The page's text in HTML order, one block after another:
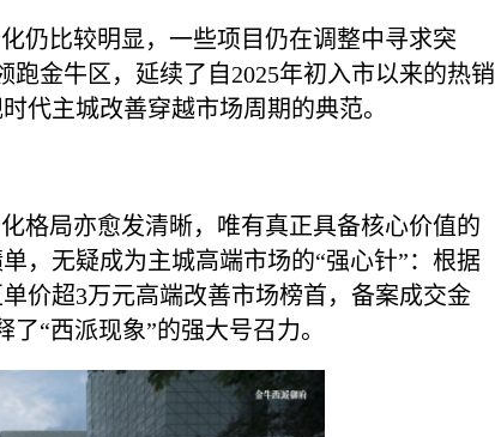
仍比较明显，一些项目仍在调整中寻求突
金牛区，延续了自2025年初入市以来的热销
代主城改善穿越市场周期的典范。
格局亦愈发清晰，唯有真正具备核心价值的
，无疑成为主城高端市场的“强心针”：根据
价超3万元高端改善市场榜首，备案成交金
“西派现象”的强大号召力。